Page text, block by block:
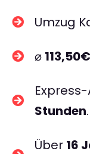
Umzug
⌀
Stunden.
Über 16